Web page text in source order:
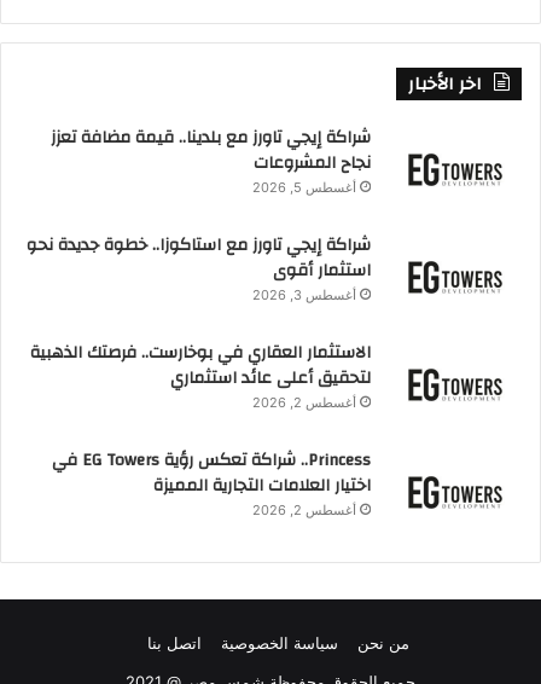
اخر الأخبار
شراكة إيجي تاورز مع بلدينا.. قيمة مضافة تعزز
نجاح المشروعات
أغسطس 5, 2026
شراكة إيجي تاورز مع استاكوزا.. خطوة جديدة نحو
استثمار أقوى
أغسطس 3, 2026
الاستثمار العقاري في بوخارست.. فرصتك الذهبية
لتحقيق أعلى عائد استثماري
أغسطس 2, 2026
Princess.. شراكة تعكس رؤية EG Towers في
اختيار العلامات التجارية المميزة
أغسطس 2, 2026
من نحن سياسة الخصوصية
اتصل بنا